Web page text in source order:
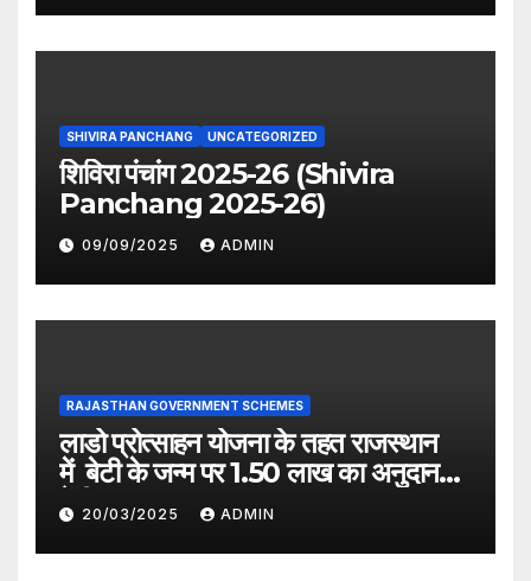
SHIVIRA PANCHANG UNCATEGORIZED
शिविरा पंचांग 2025-26 (Shivira
Panchang 2025-26)
09/09/2025 ADMIN
RAJASTHAN GOVERNMENT SCHEMES
लाडो प्रोत्साहन योजना के तहत राजस्थान
में बेटी के जन्म पर 1.50 लाख का अनुदान
देगी सरकार
20/03/2025 ADMIN